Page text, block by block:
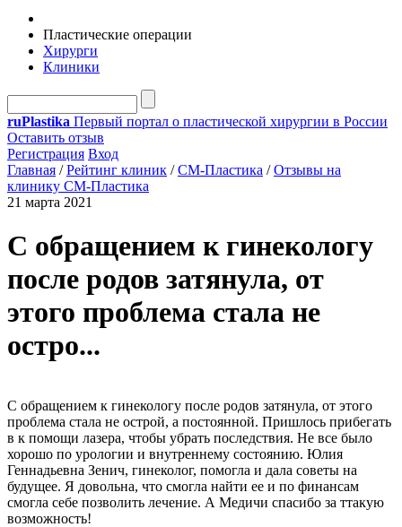
Пластические операции
Хирурги
Клиники
ruPlastika Первый портал о пластической хирургии в России
Оставить отзыв
Регистрация Вход
Главная /Рейтинг клиник /СМ-Пластика /Отзывы на
клинику СМ-Пластика
21 марта 2021
С обращением к гинекологу
после родов затянула, от
этого проблема стала не
остро...
С обращением к гинекологу после родов затянула, от этого
проблема стала не острой, а постоянной. Пришлось прибегать
в к помощи лазера, чтобы убрать последствия. Не все было
хорошо по урологии и внутреннему состоянию. Юлия
Геннадьевна Зенич, гинеколог, помогла и дала советы на
будущее. Я довольна, что смогла найти ее и по финансам
смогла себе позволить лечение. А Медичи спасибо за ттакую
возможность!